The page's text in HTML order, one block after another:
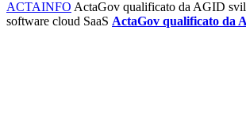
ACTAINFO ActaGov qualificato da AGID
software cloud SaaS ActaGov qualificato da